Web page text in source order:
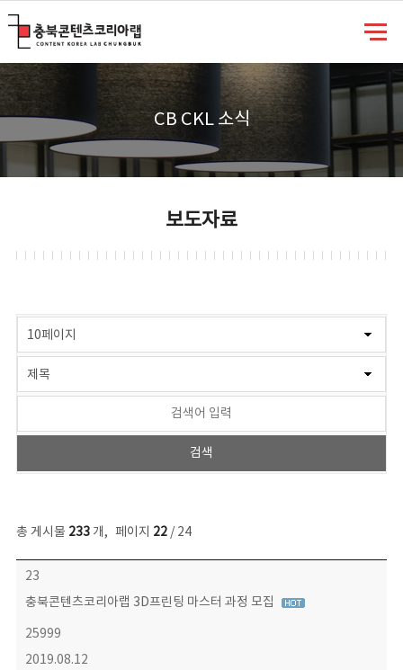
CB CKL 소식
보도자료
총 게시물 233개, 페이지 22/ 24
보도자료 목록 - 번호, 제목, 작성자, 파일, 조회수, 작성일 정보 제공
23
충북콘텐츠코리아랩 3D프린팅 마스터 과정 모집
25999
2019.08.12